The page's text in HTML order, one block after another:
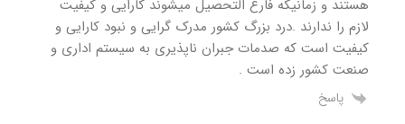
هستند و زمانیکه فارغ التحصیل میشوند کارایی و کیفیت
لازم را ندارند .درد بزرگ کشور مدرک گرایی و نبود کارایی و‌
کیفیت است که صدمات جبران ناپذیری به سیستم اداری و
صنعت کشور زده است .
پاسخ